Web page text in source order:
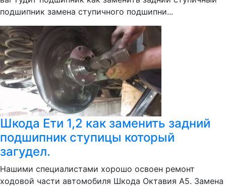
подшипник замена ступичного подшипни...
Шкода Ети 1,2 как заменить задний
подшипник ступицы который
загудел.
Нашими специалистами хорошо освоен ремонт
ходовой части автомобиля Шкода Октавия А5. Замена